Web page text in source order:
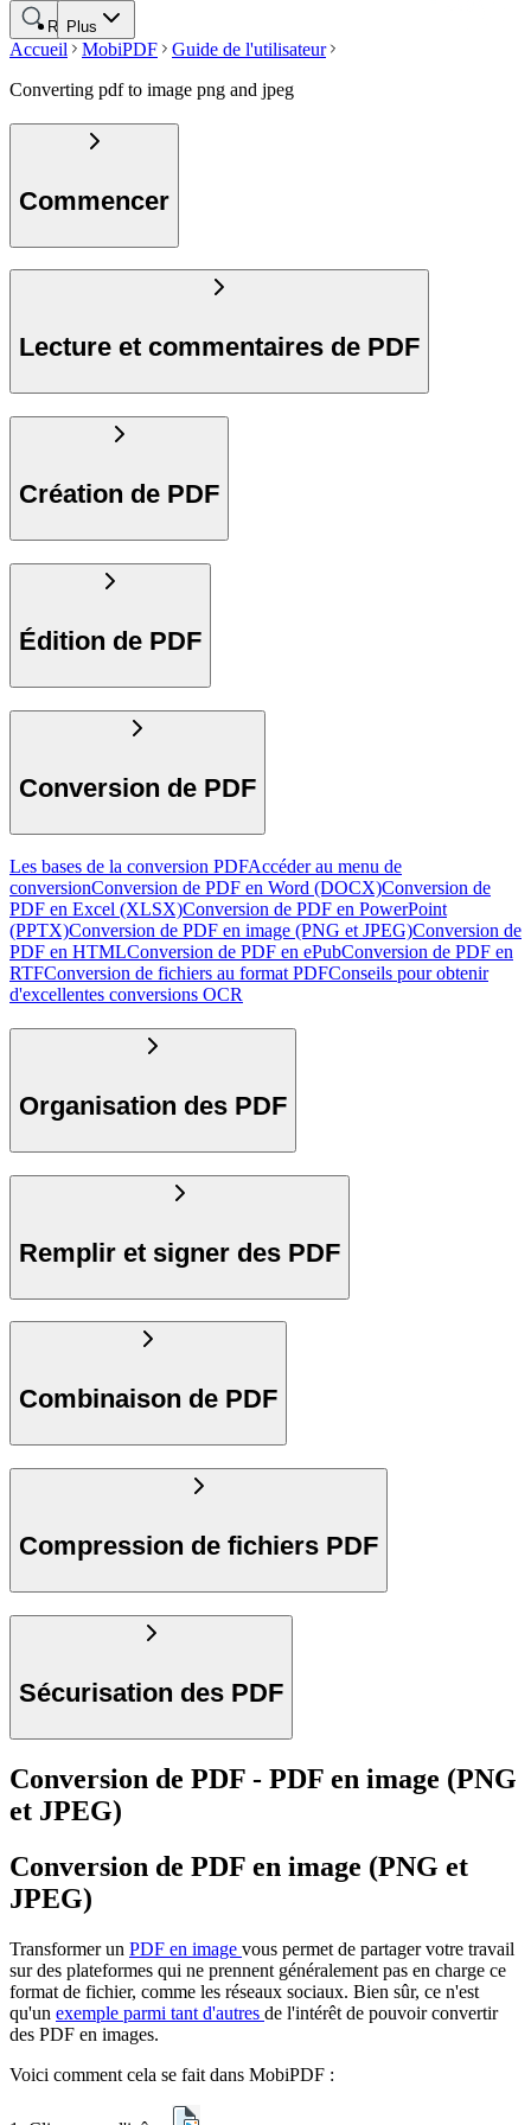
Plus
Rechercher
Accueil MobiPDF
Guide de l'utilisateur
Converting pdf to image png and jpeg
Commencer
Lecture et commentaires de PDF
Création de PDF
Édition de PDF
Conversion de PDF
Les bases de la conversion PDFAccéder au menu de
conversionConversion de PDF en Word (DOCX)Conversion de
PDF en Excel (XLSX)Conversion de PDF en PowerPoint
(PPTX)Conversion de PDF en image (PNG et JPEG)Conversion de
PDF en HTMLConversion de PDF en ePubConversion de PDF en
RTFConversion de fichiers au format PDFConseils pour obtenir
d'excellentes conversions OCR
Organisation des PDF
Remplir et signer des PDF
Combinaison de PDF
Compression de fichiers PDF
Sécurisation des PDF
Conversion de PDF - PDF en image (PNG
et JPEG)
Conversion de PDF en image (PNG et
JPEG)
Transformer un PDF en image vous permet de partager votre travail
sur des plateformes qui ne prennent généralement pas en charge ce
format de fichier, comme les réseaux sociaux. Bien sûr, ce n'est
qu'un exemple parmi tant d'autres de l'intérêt de pouvoir convertir
des PDF en images.
Voici comment cela se fait dans MobiPDF :